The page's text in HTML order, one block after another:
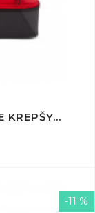
NIKE ACADEMY TEAM HARDCASE KREPŠYS M
-11 %